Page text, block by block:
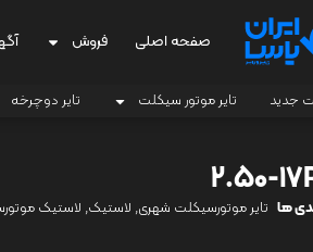
صفحه اصلی فروش
جدید تایر موتور سیکلت تایر دوچرخه
2.50-
ها تایر موتورسیکلت شهری, لاستیک, لاستیک